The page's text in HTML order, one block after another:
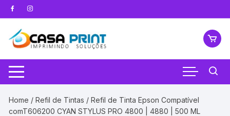
Pular
para
conteúdo
Home /Refil de Tintas / Refil de Tinta Epson Compatível
comT606200 CYAN STYLUS PRO 4800 | 4880 | 500 ML